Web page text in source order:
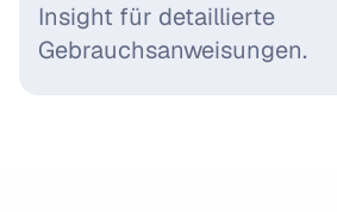
Insight für detaillierte
Gebrauchsanweisungen.